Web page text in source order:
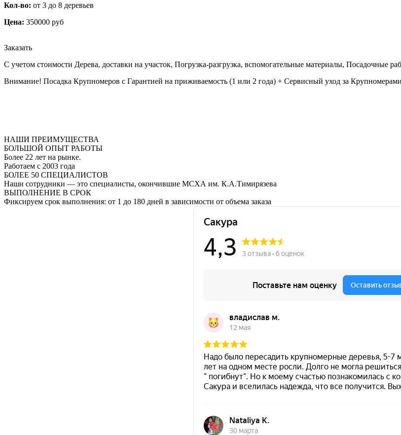
Кол-во: от 3 до 8 деревьев
Цена: 350000 руб
Заказать
С учетом стоимости Дерева, доставки на участок, Погрузка-разгрузка, вспомогательные материалы, Посадочные
Внимание! Посадка Крупномеров с Гарантией на приживаемость (1 или 2 года) + Сервисный уход за
НАШИ ПРЕИМУЩЕСТВА
БОЛЬШОЙ ОПЫТ РАБОТЫ
Более 22 лет на рынке.
Работаем с 2003 года
БОЛЕЕ 50 СПЕЦИАЛИСТОВ
Наши сотрудники — это специалисты, окончившие МСХА им. К.А.Тимирязева
ВЫПОЛНЕНИЕ В СРОК
Фиксируем срок выполнения: от 1 до 180 дней в зависимости от объема заказа